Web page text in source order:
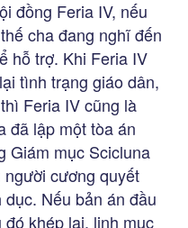
đồng Feria IV, nếu
cha đang nghĩ đến
hỗ trợ. Khi Feria IV
tình trạng giáo dân,
Feria IV cũng là
đã lập một tòa án
Giám mục Scicluna
cương quyết
Nếu bản án đầu
khép lại, linh mục